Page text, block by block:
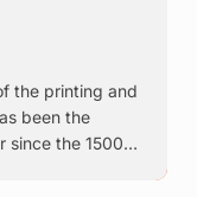
the printing and
been the
since the 1500s,